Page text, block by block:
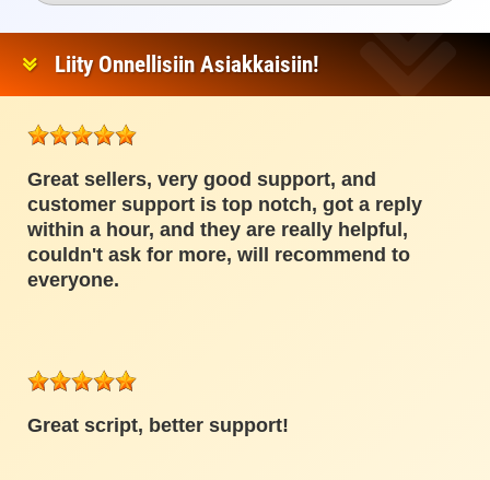
Liity Onnellisiin Asiakkaisiin!
Great sellers, very good support, and
customer support is top notch, got a reply
within a hour, and they are really helpful,
couldn't ask for more, will recommend to
everyone.
Great script, better support!